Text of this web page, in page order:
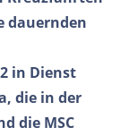
dauernden
in Dienst
die in der
die MSC